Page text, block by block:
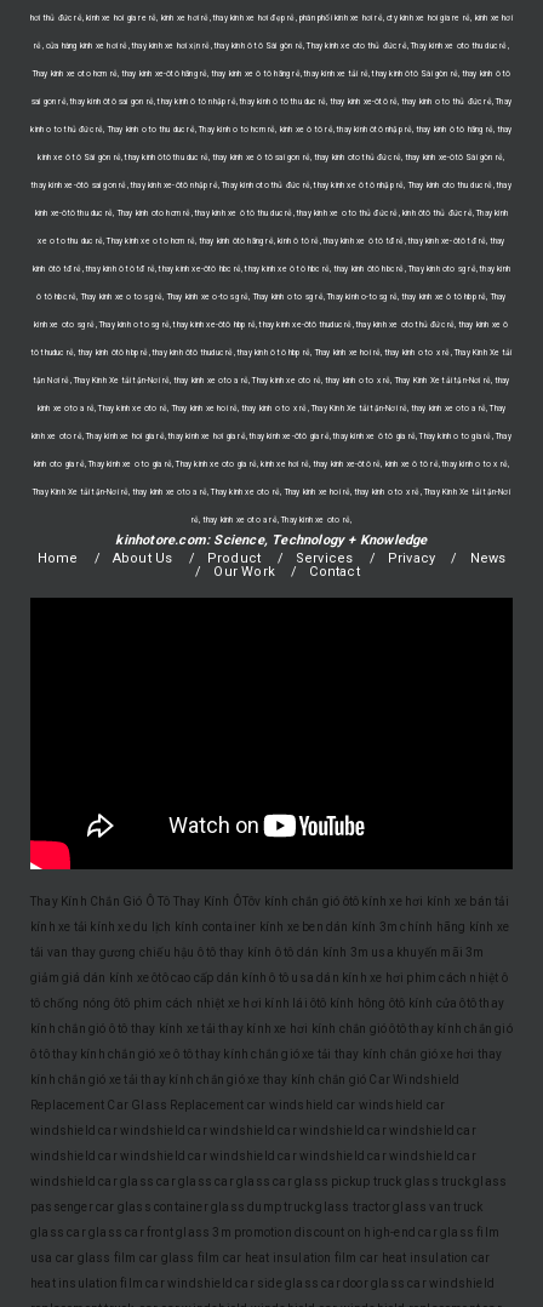
hơi thủ đức rẻ, kinh xe hoi gia re rẻ, kính xe hơi rẻ, thay kính xe hơi đẹp rẻ, phân phối kính xe hơi rẻ, cty kinh xe hoi gia re rẻ, kính xe hơi
rẻ, cửa hàng kính xe hơi rẻ, thay kính xe hơi xịn rẻ, thay kính ô tô Sài gòn rẻ, Thay kinh xe oto thủ đức rẻ, Thay kinh xe oto thu duc rẻ,
Thay kinh xe oto hcm rẻ, thay kính xe-ôtô hãng rẻ, thay kính xe ô tô hãng rẻ, thay kính xe tải rẻ, thay kính ôtô Sài gòn rẻ, thay kính ô tô
sai gon rẻ, thay kính ôtô sai gon rẻ, thay kính ô tô nhập rẻ, thay kính ô tô thu duc rẻ, thay kính xe-ôtô rẻ, thay kính o to thủ đức rẻ, Thay
kinh o to thủ đức rẻ, Thay kinh o to thu duc rẻ, Thay kinh o to hcm rẻ, kính xe ô tô rẻ, thay kính ôtô nhập rẻ, thay kính ô tô hãng rẻ, thay
kính xe ô tô Sài gòn rẻ, thay kính ôtô thu duc rẻ, thay kính xe ô tô sai gon rẻ, thay kính oto thủ đức rẻ, thay kính xe-ôtô Sài gòn rẻ,
thay kính xe-ôtô sai gon rẻ, thay kính xe-ôtô nhập rẻ, Thay kinh oto thủ đức rẻ, thay kính xe ô tô nhập rẻ, Thay kinh oto thu duc rẻ, thay
kính xe-ôtô thu duc rẻ, Thay kinh oto hcm rẻ, thay kính xe ô tô thu duc rẻ, thay kính xe o to thủ đức rẻ, kính ôtô thủ đức rẻ, Thay kinh
xe o to thu duc rẻ, Thay kinh xe o to hcm rẻ, thay kính ôtô hãng rẻ, kính ô tô rẻ, thay kính xe ô tô tđ rẻ, thay kính xe-ôtô tđ rẻ, thay
kính ôtô tđ rẻ, thay kính ô tô tđ rẻ, thay kính xe-ôtô hbc rẻ, thay kính xe ô tô hbc rẻ, thay kính ôtô hbc rẻ, Thay kinh oto sg rẻ, thay kính
ô tô hbc rẻ, Thay kinh xe o to sg rẻ, Thay kinh xe o-to sg rẻ, Thay kinh o to sg rẻ, Thay kinh o-to sg rẻ, thay kính xe ô tô hbp rẻ, Thay
kinh xe oto sg rẻ, Thay kinh o to sg rẻ, thay kính xe-ôtô hbp rẻ, thay kính xe-ôtô thuduc rẻ, thay kính xe oto thủ đức rẻ, thay kính xe ô
tô thuduc rẻ, thay kính ôtô hbp rẻ, thay kính ôtô thuduc rẻ, thay kính ô tô hbp rẻ, Thay kinh xe hoi rẻ, thay kinh o to x rẻ, Thay Kính Xe tải
tận Nơi rẻ, Thay Kính Xe tải tận-Nơi rẻ, thay kinh xe oto a rẻ, Thay kinh xe oto rẻ, thay kinh o to x rẻ, Thay Kính Xe tải tận-Nơi rẻ, thay
kinh xe oto a rẻ, Thay kinh xe oto rẻ, Thay kinh xe hoi rẻ, thay kinh o to x rẻ, Thay Kính Xe tải tận-Nơi rẻ, thay kinh xe oto a rẻ, Thay
kinh xe oto rẻ, Thay kinh xe hoi gia rẻ, thay kính xe hơi gia rẻ, thay kính xe-ôtô gia rẻ, thay kính xe ô tô gia rẻ, Thay kinh o to gia rẻ, Thay
kinh oto gia rẻ, Thay kinh xe o to gia rẻ, Thay kinh xe oto gia rẻ, kính xe hơi rẻ, thay kính xe-ôtô rẻ, kính xe ô tô rẻ, thay kinh o to x rẻ,
Thay Kính Xe tải tận-Nơi rẻ, thay kinh xe oto a rẻ, Thay kinh xe oto rẻ, Thay kinh xe hoi rẻ, thay kinh o to x rẻ, Thay Kính Xe tải tận-Nơi
rẻ, thay kinh xe oto a rẻ, Thay kinh xe oto rẻ,
kinhotore.com: Science, Technology + Knowledge
Home
About Us Product Services Privacy
News
Our Work
Contact
Thay Kính Chắn Gió Ô Tô Thay Kính ÔTôv kính chắn gió ôtô kính xe hơi kính xe bán tải
kính xe tải kính xe du lịch kính container kính xe ben dán kính 3m chính hãng kính xe
tải van thay gương chiếu hậu ô tô thay kính ô tô dán kính 3m usa khuyến mãi 3m
giảm giá dán kính xe ôtô cao cấp dán kính ô tô usa dán kính xe hơi phim cách nhiệt ô
tô chống nóng ôtô phim cách nhiệt xe hơi kính lái ôtô kính hông ôtô kính cửa ôtô thay
kính chắn gió ô tô thay kính xe tải thay kính xe hơi kính chắn gió ôtô thay kính chắn gió
ô tô thay kính chắn gió xe ô tô thay kính chắn gió xe tải thay kính chắn gió xe hơi thay
kính chắn gió xe tải thay kính chắn gió xe thay kính chắn gió Car Windshield
Replacement Car Glass Replacement car windshield car windshield car
windshield car windshield car windshield car windshield car windshield car
windshield car windshield car windshield car windshield car windshield car
windshield car glass car glass car glass car glass pickup truck glass truck glass
passenger car glass container glass dump truck glass tractor glass van truck
glass car glass car front glass 3m promotion discount on high-end car glass film
usa car glass film car glass film car heat insulation film car heat insulation car
heat insulation film car windshield car side glass car door glass car windshield